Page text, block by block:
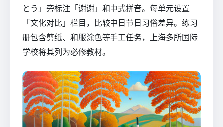
とう」旁标注「谢谢」和中式拼音。每单元设置
「文化对比」栏目，比较中日节日习俗差异。练习
册包含剪纸、和服涂色等手工任务，上海多所国际
学校将其列为必修教材。